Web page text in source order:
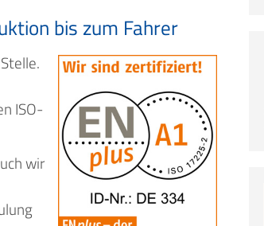
bis zum Fahrer
ISO-
wir